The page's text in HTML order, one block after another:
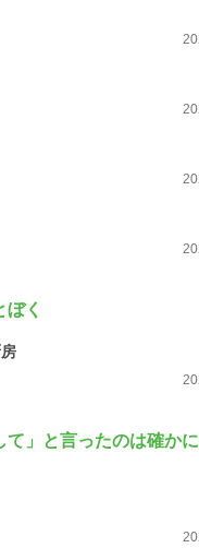
ぼく
て」と言ったのは確か